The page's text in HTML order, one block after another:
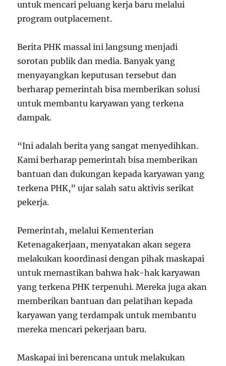
untuk mencari peluang kerja baru melalui
program outplacement.
Berita PHK massal ini langsung menjadi
sorotan publik dan media. Banyak yang
menyayangkan keputusan tersebut dan
berharap pemerintah bisa memberikan solusi
untuk membantu karyawan yang terkena
dampak.
“Ini adalah berita yang sangat menyedihkan.
Kami berharap pemerintah bisa memberikan
bantuan dan dukungan kepada karyawan yang
terkena PHK,” ujar salah satu aktivis serikat
pekerja.
Pemerintah, melalui Kementerian
Ketenagakerjaan, menyatakan akan segera
melakukan koordinasi dengan pihak maskapai
untuk memastikan bahwa hak-hak karyawan
yang terkena PHK terpenuhi. Mereka juga akan
memberikan bantuan dan pelatihan kepada
karyawan yang terdampak untuk membantu
mereka mencari pekerjaan baru.
Maskapai ini berencana untuk melakukan